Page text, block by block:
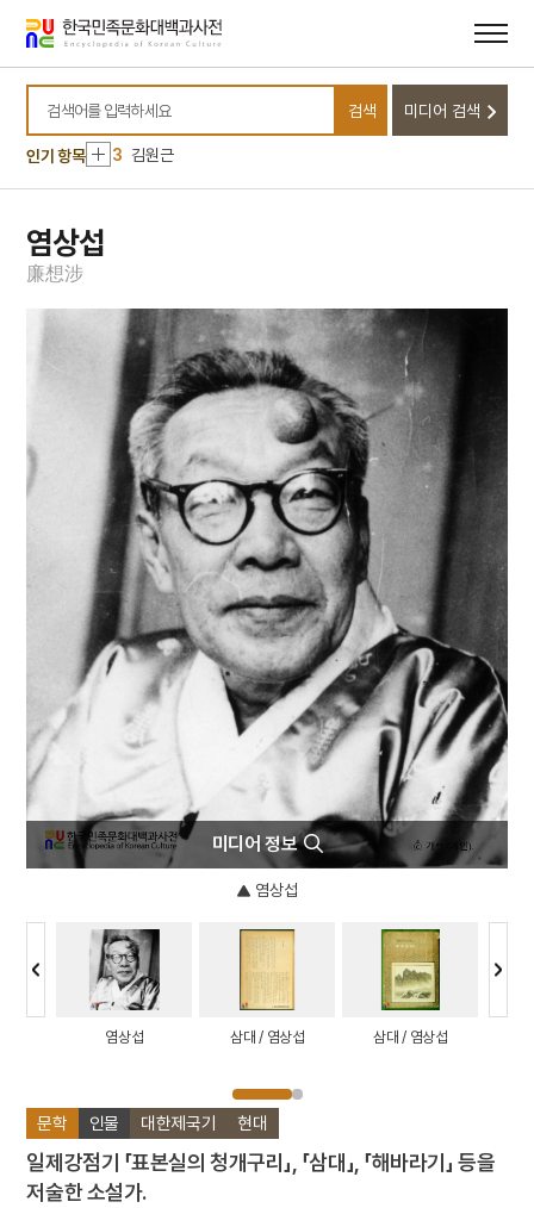
바로가기
바로가기
검색어를 입력하세요
검색 미디어 검색
인기 항목
10 금성대군
1 표민대화
2 가섭산 가섭사
3 김원근
4 뚜껑접시
고기압
9
규합총서
10
금성대군
1
표민대화
2
가섭산 가섭사
3
김원근
4
뚜껑접시
몰부가
6
여수·순천 10·19사건
7 현몽쌍룡기
고기압
규합총서
10
금성대군
염상섭
廉想涉
문학 인물 대한제국기 현대
일제강점기 「표본실의 청개구리」, 「삼대」, 「해바라기」 등을
저술한 소설가.
미디어 정보
염상섭
염상섭 삼대 / 염상섭 삼대 / 염상섭